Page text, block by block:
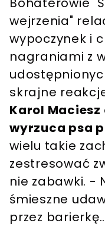
wejrzenia"
wypoczynek i
nagraniami z
skrajne
Karol
wyrzuca psa
wielu takie
zestresować
nie zabawki. -
śmieszne
przez